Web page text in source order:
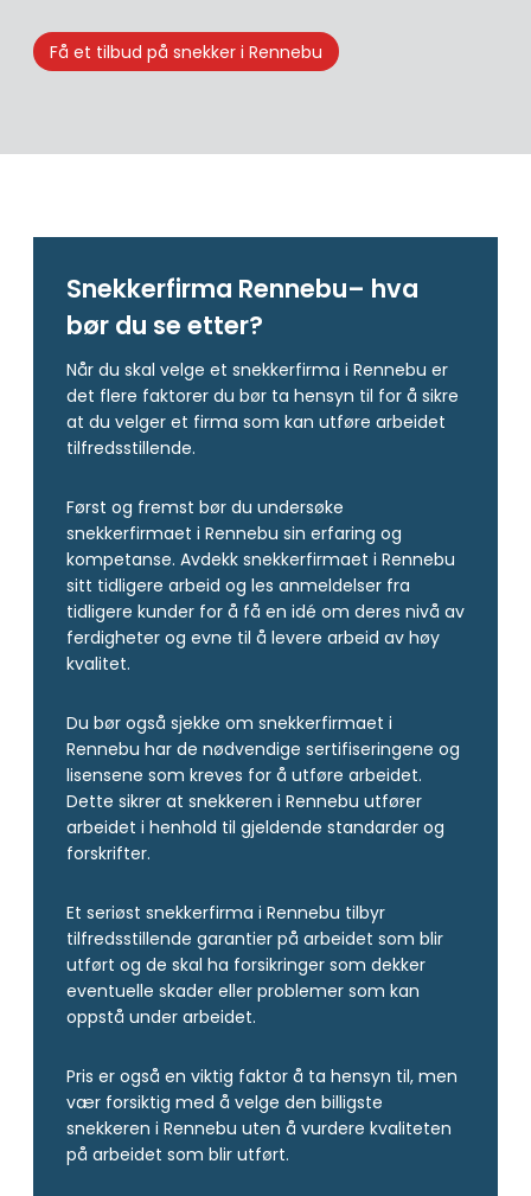
Få et tilbud på snekker i Rennebu
Snekkerfirma Rennebu– hva
bør du se etter?
Når du skal velge et snekkerfirma i Rennebu er
det flere faktorer du bør ta hensyn til for å sikre
at du velger et firma som kan utføre arbeidet
tilfredsstillende.
Først og fremst bør du undersøke
snekkerfirmaet i Rennebu sin erfaring og
kompetanse. Avdekk snekkerfirmaet i Rennebu
sitt tidligere arbeid og les anmeldelser fra
tidligere kunder for å få en idé om deres nivå av
ferdigheter og evne til å levere arbeid av høy
kvalitet.
Du bør også sjekke om snekkerfirmaet i
Rennebu har de nødvendige sertifiseringene og
lisensene som kreves for å utføre arbeidet.
Dette sikrer at snekkeren i Rennebu utfører
arbeidet i henhold til gjeldende standarder og
forskrifter.
Et seriøst snekkerfirma i Rennebu tilbyr
tilfredsstillende garantier på arbeidet som blir
utført og de skal ha forsikringer som dekker
eventuelle skader eller problemer som kan
oppstå under arbeidet.
Pris er også en viktig faktor å ta hensyn til, men
vær forsiktig med å velge den billigste
snekkeren i Rennebu uten å vurdere kvaliteten
på arbeidet som blir utført.